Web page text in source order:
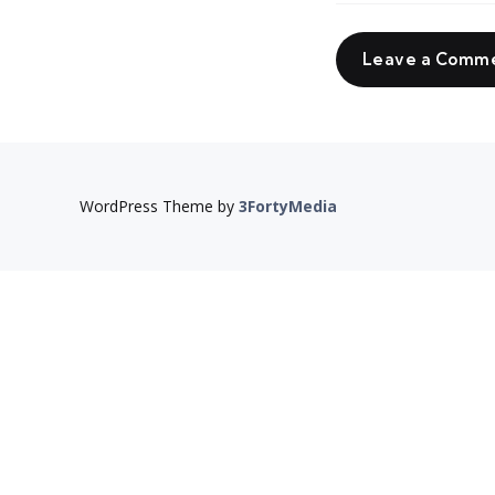
Leave a
WordPress Theme by 3FortyMedia